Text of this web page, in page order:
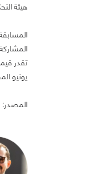
هيئة
يونيو
المصدر: